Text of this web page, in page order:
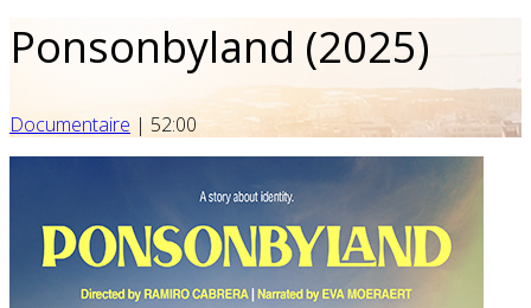
Ponsonbyland (2025)
Documentaire | 52:00